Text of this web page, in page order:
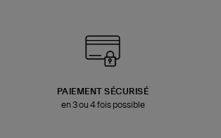
PAIEMENT SÉCURISÉ
en 3 ou 4 fois possible